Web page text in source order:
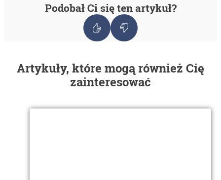
Podobał Ci się ten artykuł?
Artykuły, które mogą również Cię
zainteresować